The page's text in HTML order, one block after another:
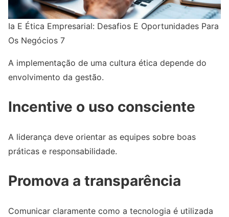
Ia E Ética Empresarial: Desafios E Oportunidades Para
Os Negócios 7
A implementação de uma cultura ética depende do
envolvimento da gestão.
Incentive o uso consciente
A liderança deve orientar as equipes sobre boas
práticas e responsabilidade.
Promova a transparência
Comunicar claramente como a tecnologia é utilizada